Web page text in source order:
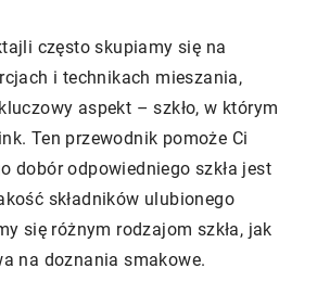
często skupiamy się na
i technikach mieszania,
aspekt – szkło, w którym
Ten przewodnik pomoże Ci
dobór odpowiedniego szkła jest
składników ulubionego
się różnym rodzajom szkła, jak
na doznania smakowe.